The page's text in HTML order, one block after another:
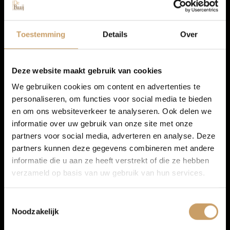
Toestemming Details Over
Deze website maakt gebruik van cookies
We gebruiken cookies om content en advertenties te
personaliseren, om functies voor social media te bieden
en om ons websiteverkeer te analyseren. Ook delen we
informatie over uw gebruik van onze site met onze
partners voor social media, adverteren en analyse. Deze
partners kunnen deze gegevens combineren met andere
informatie die u aan ze heeft verstrekt of die ze hebben
verzameld op basis van uw gebruik van hun services.
Noodzakelijk
Multimedia-voorbereiding
Radio
Autolease
Financiering
Autoverzekeringen
Verkoop
Auto onderhoud
Over Autobedrijf De Baaij